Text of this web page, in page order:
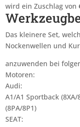
wird ein Zuschlag von
Das kleinere Set,
Nockenwellen und
anzuwenden bei
Motoren:
Audi:
A1/A1 Sportback
(8PA/8P1)
SEAT: